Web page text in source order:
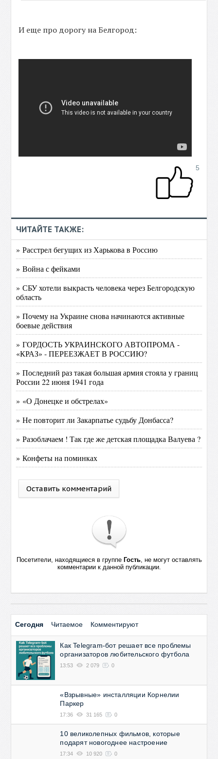
И еще про дорогу на Белгород:
5
ЧИТАЙТЕ ТАКЖЕ:
» Расстрел бегущих из Харькова в Россию
» Война с фейками
» СБУ хотели выкрасть человека через Белгородскую
область
» Почему на Украине снова начинаются активные
боевые действия
» ГОРДОСТЬ УКРАИНСКОГО АВТОПРОМА -
«КРАЗ» - ПЕРЕЕЗЖАЕТ В РОССИЮ?
» Последний раз такая большая армия стояла у границ
России 22 июня 1941 года
» «О Донецке и обстрелах»
» Не повторит ли Закарпатье судьбу Донбасса?
» Разоблачаем ! Так где же детская площадка Валуева ?
» Конфеты на поминках
Оставить комментарий
Посетители, находящиеся в группе Гость, не могут оставлять
комментарии к данной публикации.
Сегодня Читаемое Комментируют
Как Telegram-бот решает все проблемы
организаторов любительского футбола
13:53 2 079 0
«Взрывные» инсталляции Корнелии
Паркер
17:36 31 165 0
10 великолепных фильмов, которые
подарят новогоднее настроение
17:34 10 920 0